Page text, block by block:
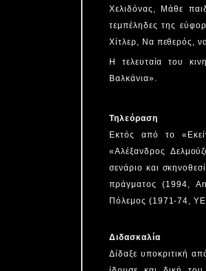
Χελιδόνας, Μάθε
τεμπέληδες της
Χίτλερ, Να πεθερός,
Η τελευταία του
Βαλκάνια».
Τηλεόραση
Εκτός από το
«Αλέξανδρος
σενάριο και
πράγματος (1994,
Πόλεμος (1971-74,
Διδασκαλία
Δίδαξε υποκριτική